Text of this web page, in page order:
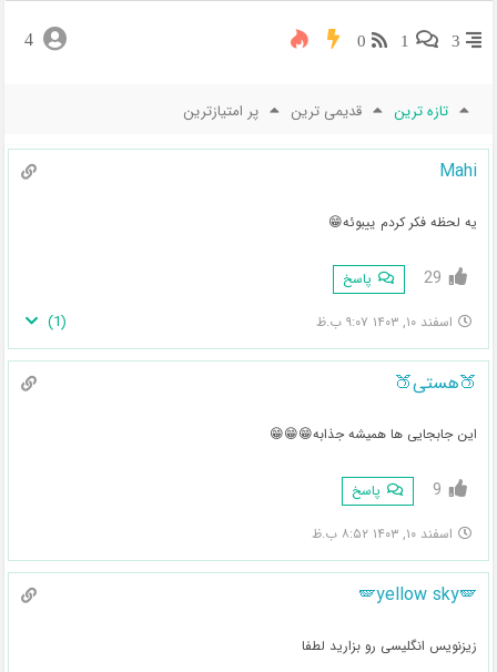
3
1
0
4
تازه ترین قدیمی ترین پر امتیازترین
Mahi
یه لحظه فکر کردم ییبوئه😁
29 پاسخ
اسفند ۱۰, ۱۴۰۳ ۹:۰۷ ب.ظ (
1
)
🍑هستی🍑
این جابجایی ها همیشه جذابه😁😁😁
9 پاسخ
اسفند ۱۰, ۱۴۰۳ ۸:۵۲ ب.ظ
🪽yellow sky🪽
زیزنویس انگلیسی رو بزارید لطفا